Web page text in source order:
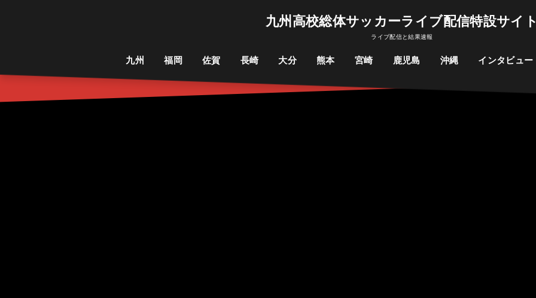
九州高校総体サッカーライブ配信特設サイ
ライブ配信と結果速報
九州 福岡 佐賀 長崎 大分 熊本 宮崎 鹿児島 沖縄 インタビュー